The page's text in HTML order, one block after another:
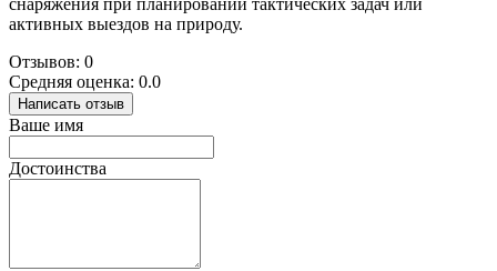
активных выездов на природу.
Отзывов: 0
Средняя оценка: 0.0
Написать отзыв
Ваше имя
Достоинства